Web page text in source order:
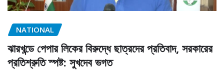
NATIONAL
ঝারখন্ডে পেপার লিকের বিরুদ্ধে ছাত্রদের প্রতিবাদ, সরকারের
প্রতিশ্রুতি স্পষ্ট: সুখদেব ভগত